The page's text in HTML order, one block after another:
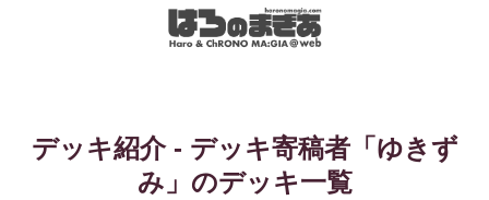
デッキ紹介 - デッキ寄稿者「ゆきず
み」のデッキ一覧